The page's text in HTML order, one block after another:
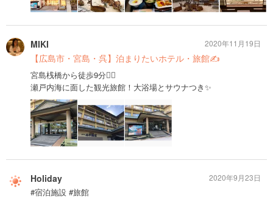
MIKI
【広島市・宮島・呉】泊まりたいホテル・旅館✍️
宮島桟橋から徒歩9分🚶‍♀️
瀬戸内海に面した観光旅館！大浴場とサウナつき✨
2020年11月19日
Holiday
#宿泊施設 #旅館
2020年9月23日